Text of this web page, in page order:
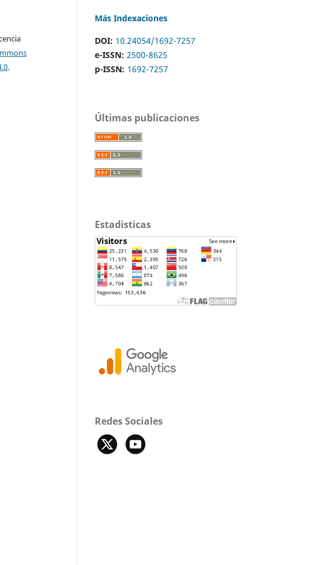
.
Más Indexaciones
DOI: 10.24054/1692-7257
e-ISSN: 2500-8625
p-ISSN: 1692-7257
Últimas publicaciones
Estadisticas
Redes Sociales